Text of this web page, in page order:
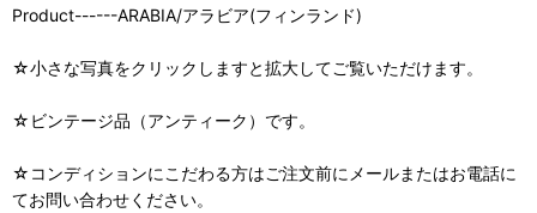
Product------ARABIA/アラビア(フィンランド)
☆小さな写真をクリックしますと拡大してご覧いただけます。
☆ビンテージ品（アンティーク）です。
☆コンディションにこだわる方はご注文前にメールまたはお電話に
てお問い合わせください。